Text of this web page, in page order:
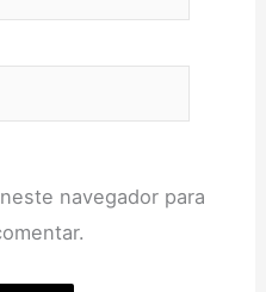
navegador para